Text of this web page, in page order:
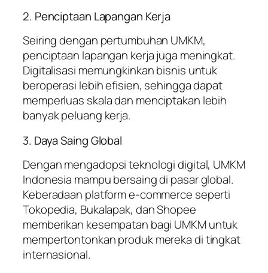
2. Penciptaan Lapangan Kerja
Seiring dengan pertumbuhan UMKM,
penciptaan lapangan kerja juga meningkat.
Digitalisasi memungkinkan bisnis untuk
beroperasi lebih efisien, sehingga dapat
memperluas skala dan menciptakan lebih
banyak peluang kerja.
3. Daya Saing Global
Dengan mengadopsi teknologi digital, UMKM
Indonesia mampu bersaing di pasar global.
Keberadaan platform e-commerce seperti
Tokopedia, Bukalapak, dan Shopee
memberikan kesempatan bagi UMKM untuk
mempertontonkan produk mereka di tingkat
internasional.